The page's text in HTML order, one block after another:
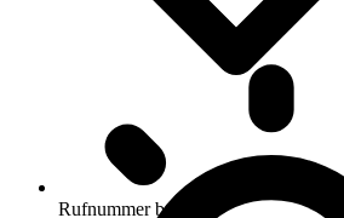
Rufnummer behalten